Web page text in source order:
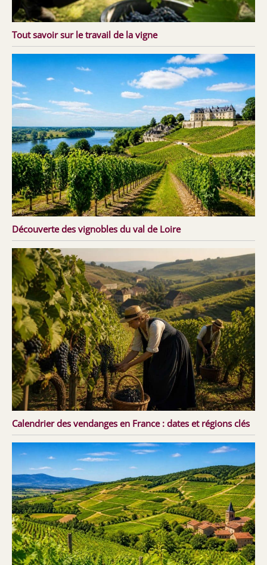
Tout savoir sur le travail de la vigne
Découverte des vignobles du val de Loire
Calendrier des vendanges en France : dates et régions clés